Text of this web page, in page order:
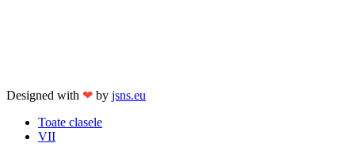
Designed with ❤ by jsns.eu
Toate clasele
VII